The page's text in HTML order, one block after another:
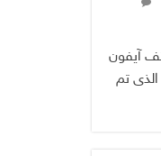
آيفون
الذين حصلوا على تحديث iOS 14.2 الذى تم